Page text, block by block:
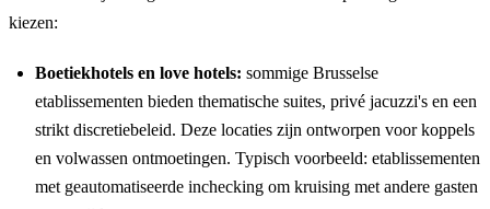
kiezen:
Boetiekhotels en love hotels: sommige Brusselse
etablissementen bieden thematische suites, privé jacuzzi's en een
strikt discretiebeleid. Deze locaties zijn ontworpen voor koppels
en volwassen ontmoetingen. Typisch voorbeeld: etablissementen
met geautomatiseerde inchecking om kruising met andere gasten